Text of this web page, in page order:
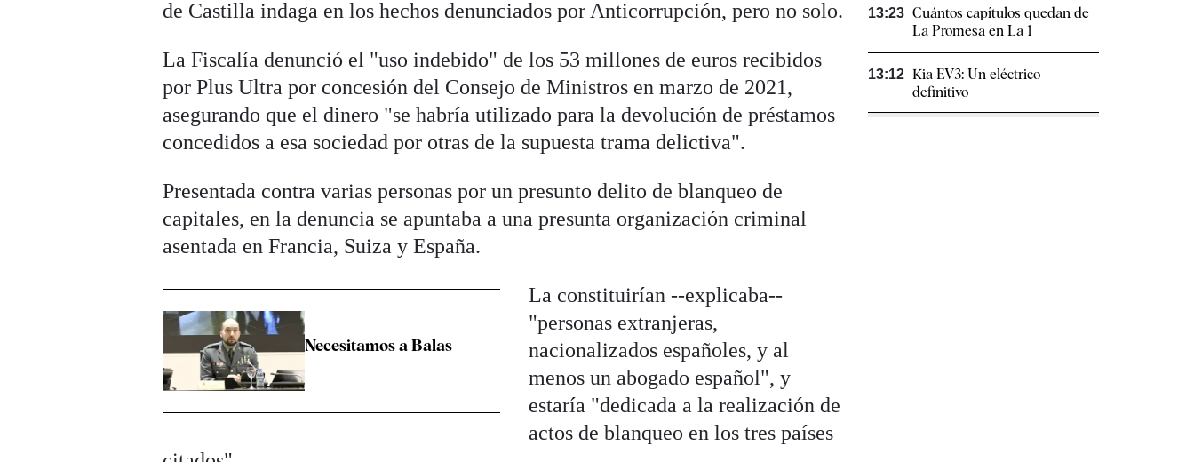
de Castilla indaga en los hechos denunciados por Anticorrupción, pero no solo.
La Fiscalía denunció el "uso indebido" de los 53 millones de euros recibidos
por Plus Ultra por concesión del Consejo de Ministros en marzo de 2021,
asegurando que el dinero "se habría utilizado para la devolución de préstamos
concedidos a esa sociedad por otras de la supuesta trama delictiva".
Presentada contra varias personas por un presunto delito de blanqueo de
capitales, en la denuncia se apuntaba a una presunta organización criminal
asentada en Francia, Suiza y España.
Necesitamos a Balas
La constituirían --explicaba--
"personas extranjeras,
nacionalizados españoles, y al
menos un abogado español", y
estaría "dedicada a la realización de
actos de blanqueo en los tres países
13:23 Cuántos capítulos quedan de
La Promesa en La 1
13:12 Kia EV3: Un eléctrico
definitivo